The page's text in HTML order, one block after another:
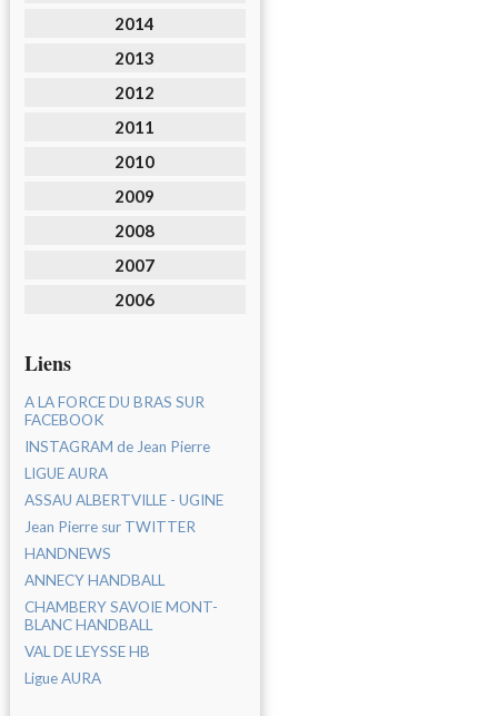
2014
2013
2012
2011
2010
2009
2008
2007
2006
Liens
A LA FORCE DU BRAS SUR
FACEBOOK
INSTAGRAM de Jean Pierre
LIGUE AURA
ASSAU ALBERTVILLE - UGINE
Jean Pierre sur TWITTER
HANDNEWS
ANNECY HANDBALL
CHAMBERY SAVOIE MONT-
BLANC HANDBALL
VAL DE LEYSSE HB
Ligue AURA